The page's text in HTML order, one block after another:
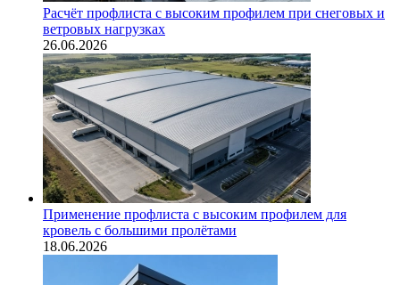
Расчёт профлиста с высоким профилем при снеговых и
ветровых нагрузках
26.06.2026
Применение профлиста с высоким профилем для
кровель с большими пролётами
18.06.2026